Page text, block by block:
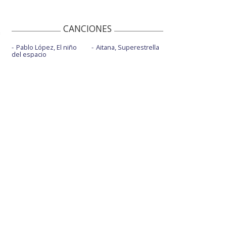
CANCIONES
Pablo López, El niño
del espacio
Aitana, Superestrella